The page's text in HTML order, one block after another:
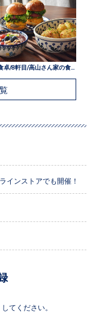
インストアでも開催！
てください。